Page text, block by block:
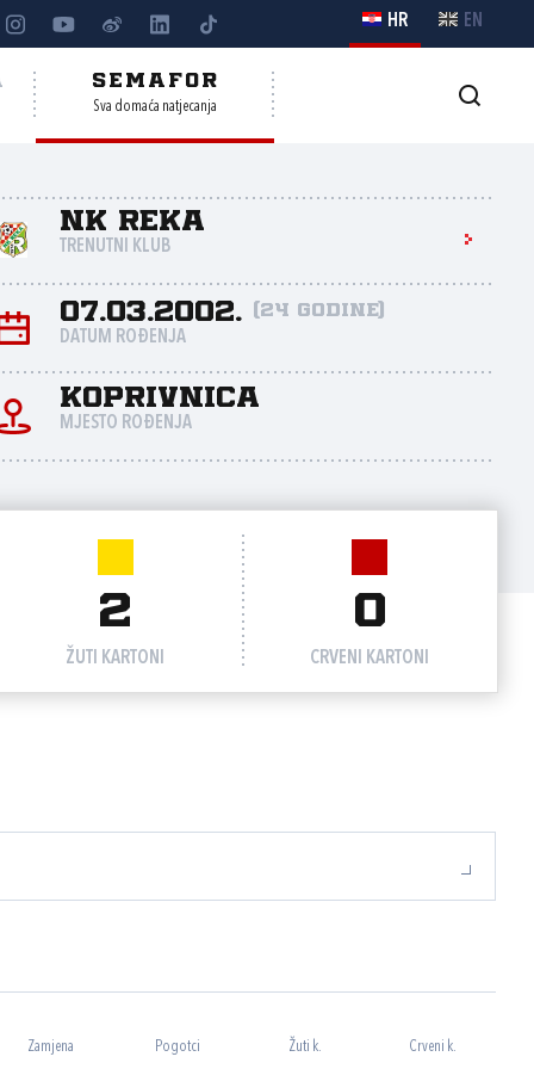
HR EN
SEMAFOR
Sva domaća natjecanja
NK Reka
TRENUTNI KLUB
07.03.2002. (24 godine)
DATUM ROĐENJA
Koprivnica
MJESTO ROĐENJA
2
ŽUTI KARTONI
0
CRVENI KARTONI
Zamjena Pogotci Žuti k. Crveni k.